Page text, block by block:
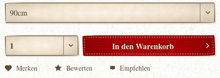
In denWarenkorb
Merken Bewerten Empfehlen